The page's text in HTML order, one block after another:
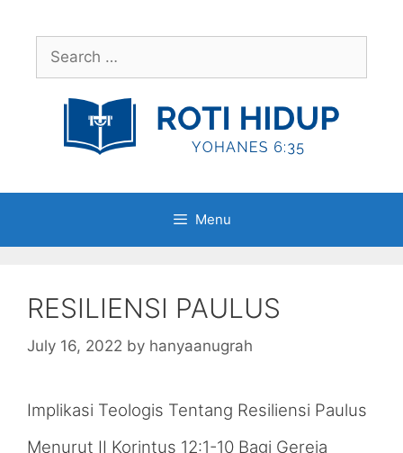
contentSearch
for:
Menu
RESILIENSI PAULUS
July 16, 2022 by hanyaanugrah
Implikasi Teologis Tentang Resiliensi Paulus
Menurut II Korintus 12:1-10 Bagi Gereja